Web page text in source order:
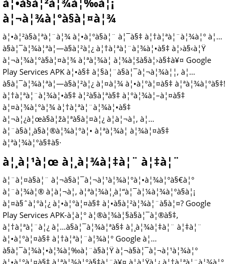
à¦¬à¦¾à¦°à§à¦¤à¦¾
à¦•à¦²à§à¦ªà¦¨à¦¾ à¦•à¦°à§à¦¨ à¦¯à§‡ à¦†à¦ªà¦¨à¦¾à¦° à¦…
à§à¦¯à¦¾à¦ªà¦—à§à¦²à¦¿ à¦†à¦ªà¦¨à¦¾à¦•à§‡ à¦›à§‹à¦Ÿ
à¦¬à¦¾à¦°à§à¦¤à¦¾ à¦ªà¦¾à¦ à¦¾à¦šà§à¦›à§‡à¥¤ Google
Play Services APK à¦•à§‡ à¦§à¦¨à§à¦¯à¦¬à¦¾à¦¦, à¦…
à§à¦¯à¦¾à¦ªà¦—à§à¦²à¦¿ à¦¤à¦¾ à¦•à¦°à¦¤à§‡ à¦ªà¦¾à¦°à§‡!
à¦†à¦ªà¦¨à¦¾à¦•à§‡ à¦²à§à¦ªà§‡ à¦°à¦¾à¦–à¦¤à§‡
à¦¤à¦¾à¦°à¦¾ à¦†à¦ªà¦¨à¦¾à¦•à§‡
à¦¬à¦¿à¦œà§à¦žà¦ªà§à¦¤à¦¿ à¦à¦¬à¦‚ à¦…
à¦¨à§à¦¸à§à¦®à¦¾à¦°à¦• à¦ªà¦¾à¦ à¦¾à¦¤à§‡
à¦ªà¦¾à¦°à§‡à§·
à¦¸à¦¹à¦œ à¦¸à¦¾à¦‡à¦¨ à¦‡à¦¨
à¦¨à¦¤à§à¦¨ à¦¬à§à¦¯à¦¬à¦¹à¦¾à¦°à¦•à¦¾à¦°à§€à¦°
à¦¨à¦¾à¦® à¦à¦¬à¦‚ à¦ªà¦¾à¦¸à¦“à¦¯à¦¼à¦¾à¦°à§à¦¡
à¦¤à§ˆà¦°à¦¿ à¦•à¦°à¦¤à§‡ à¦•à§à¦²à¦¾à¦¨à§à¦¤? Google
Play Services APK-à¦à¦° à¦®à¦¾à¦§à§à¦¯à¦®à§‡,
à¦†à¦ªà¦¨à¦¿ à¦…à§à¦¯à¦¾à¦ªà§‡ à¦¸à¦¾à¦‡à¦¨ à¦‡à¦¨
à¦•à¦°à¦¤à§‡ à¦†à¦ªà¦¨à¦¾à¦° Google à¦…
à§à¦¯à¦¾à¦•à¦¾à¦‰à¦¨à§à¦Ÿ à¦¬à§à¦¯à¦¬à¦¹à¦¾à¦°
à¦•à¦°à¦¤à§‡ à¦ªà¦¾à¦°à§‡à¦¨à¥¤ à¦à¦Ÿà¦¿ à¦†à¦ªà¦¨à¦¾à¦°